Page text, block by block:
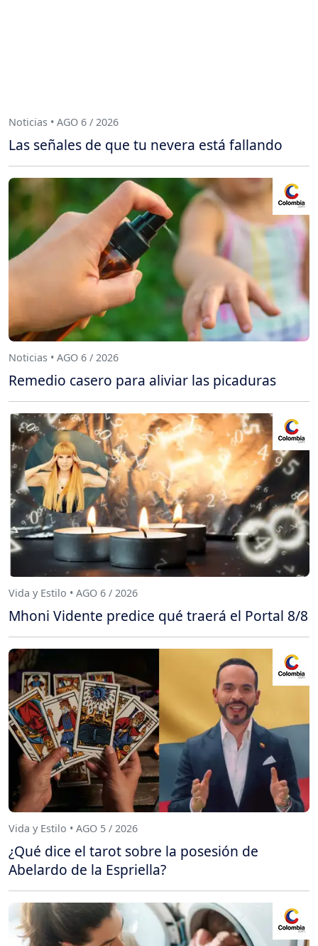
Noticias • AGO 6 / 2026
Las señales de que tu nevera está fallando
Noticias • AGO 6 / 2026
Remedio casero para aliviar las picaduras
Vida y Estilo • AGO 6 / 2026
Mhoni Vidente predice qué traerá el Portal 8/8
Vida y Estilo • AGO 5 / 2026
¿Qué dice el tarot sobre la posesión de
Abelardo de la Espriella?